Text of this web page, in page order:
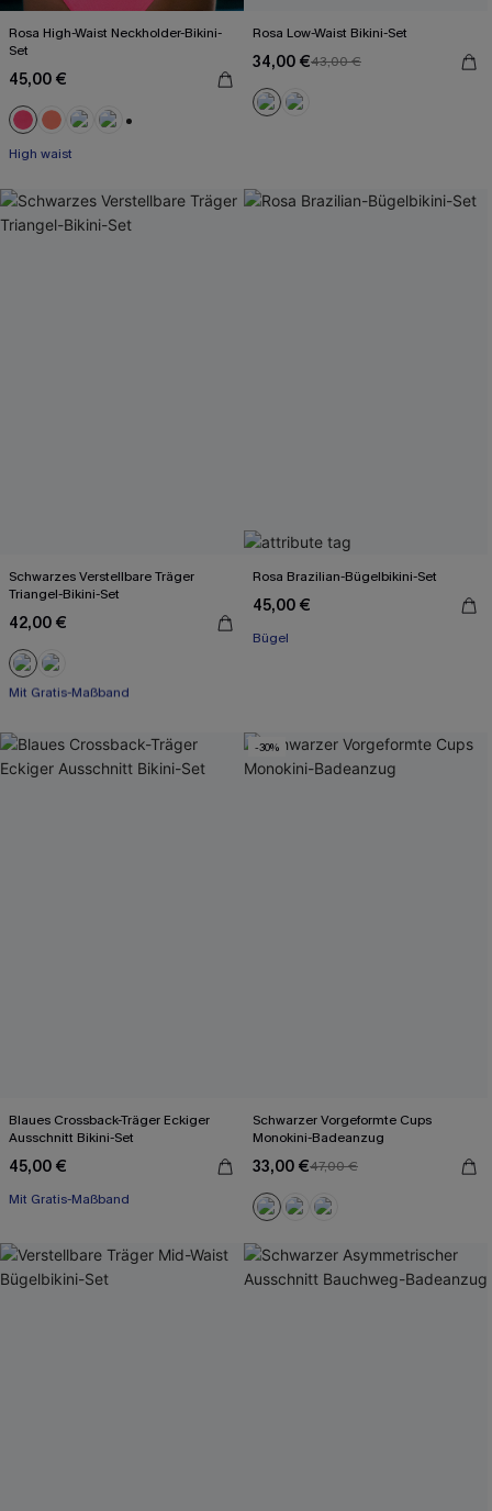
Rosa High-Waist Neckholder-Bikini-
Set
45,00 €
High waist
Rosa Low-Waist Bikini-Set
34,00 €43,00 €
Schwarzes Verstellbare Träger
Triangel-Bikini-Set
42,00 €
Mit Gratis-Maßband
Paisley/Boho
Rosa Brazilian-Bügelbikini-Set
45,00 €
Bügel
Blaues Crossback-Träger Eckiger
Ausschnitt Bikini-Set
45,00 €
Mit Gratis-Maßband
-30%
Schwarzer Vorgeformte Cups
Monokini-Badeanzug
33,00 €47,00 €